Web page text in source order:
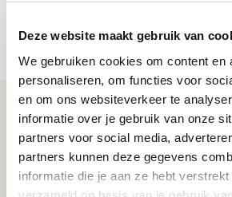
Deze website maakt gebruik van
We gebruiken cookies om content en
personaliseren, om functies voor
en om ons websiteverkeer te
informatie over je gebruik van onze
partners voor social media,
partners kunnen deze gegevens
informatie die je aan ze hebt
Net binnen //
Drie dingen die je moet
Zwolle - Ajax
08 AUGUSTUS 2026 - 12:32
NIEUWS